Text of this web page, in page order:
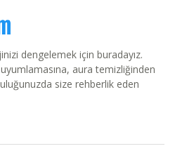
dengelemek için buradayız.
aura temizliğinden
size rehberlik eden